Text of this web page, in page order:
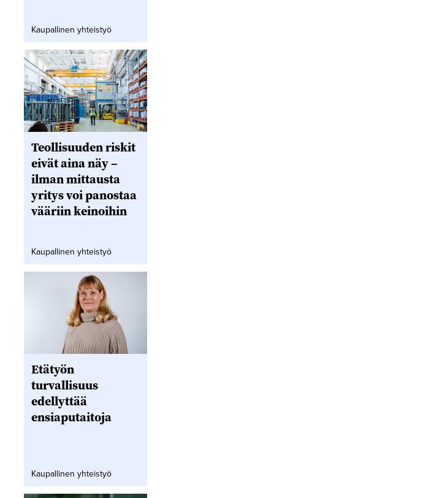
Kaupallinen yhteistyö
Teollisuuden riskit
eivät aina näy –
ilman mittausta
yritys voi panostaa
vääriin keinoihin
Kaupallinen yhteistyö
Etätyön
turvallisuus
edellyttää
ensiaputaitoja
Kaupallinen yhteistyö